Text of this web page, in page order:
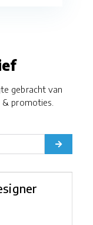
gebracht van
promoties.